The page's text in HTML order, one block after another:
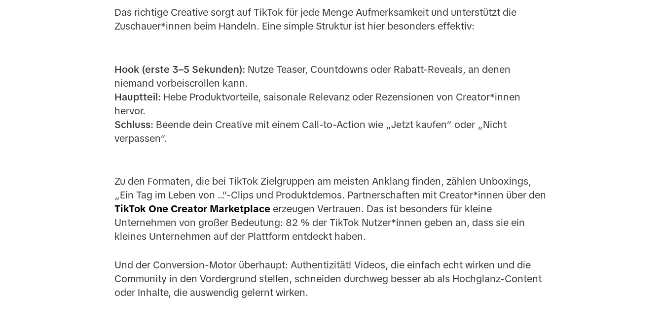
Das richtige Creative sorgt auf TikTok für jede Menge Aufmerksamkeit und unterstützt die
Zuschauer*innen beim Handeln. Eine simple Struktur ist hier besonders effektiv:
Hook (erste 3–5 Sekunden): Nutze Teaser, Countdowns oder Rabatt-Reveals, an denen
niemand vorbeiscrollen kann.
Hauptteil: Hebe Produktvorteile, saisonale Relevanz oder Rezensionen von Creator*innen
hervor.
Schluss: Beende dein Creative mit einem Call-to-Action wie „Jetzt kaufen“ oder „Nicht
verpassen“.
Zu den Formaten, die bei TikTok Zielgruppen am meisten Anklang finden, zählen Unboxings,
„Ein Tag im Leben von …“-Clips und Produktdemos. Partnerschaften mit Creator*innen über den
TikTok One Creator Marketplace erzeugen Vertrauen. Das ist besonders für kleine
Unternehmen von großer Bedeutung: 82 % der TikTok Nutzer*innen geben an, dass sie ein
kleines Unternehmen auf der Plattform entdeckt haben.
Und der Conversion-Motor überhaupt: Authentizität! Videos, die einfach echt wirken und die
Community in den Vordergrund stellen, schneiden durchweg besser ab als Hochglanz-Content
oder Inhalte, die auswendig gelernt wirken.